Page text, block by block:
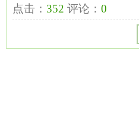
点击： 352 评论： 0